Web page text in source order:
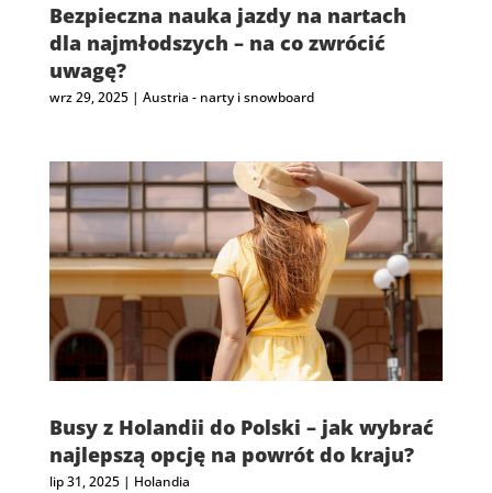
Bezpieczna nauka jazdy na nartach
dla najmłodszych – na co zwrócić
uwagę?
wrz 29, 2025| Austria - narty i snowboard
Busy z Holandii do Polski – jak wybrać
najlepszą opcję na powrót do kraju?
lip 31, 2025| Holandia